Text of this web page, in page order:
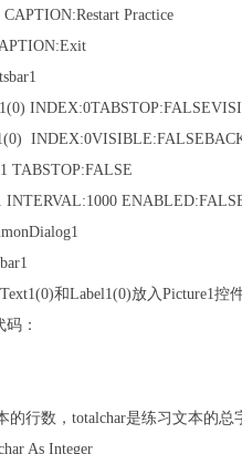
Practice
TABSTOP:FALSE
INTERVAL:1000
和Label1(0)放入Picture1控
：
的行数，totalchar是练习文本的总
As Integer